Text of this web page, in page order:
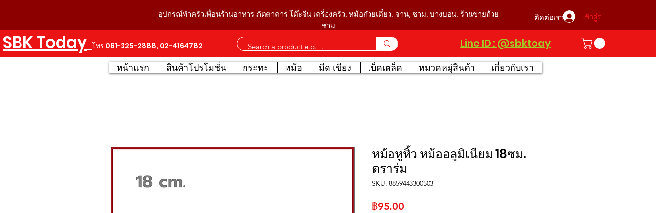
อุปกรณ์ทำครัวเพื่อนร้านอาหาร ภัตตาคาร โต๊ะจีน เครื่องครัว, หม้อก๋วยเตี๋ยว, จาน, ชาม, บางบอน, ร้านขายถ้วย
ชาม
เข้าสู่ระบบ
ติดต่อเรา
SBK Today โทร 061-325-2888, 02-4164782 Line ID : @sbktoay
หน้าแรก สินค้าโปรโมชั่น กระทะ หม้อ มีด เขียง เบ็ดเตล็ด หมวดหมู่สินค้า เกี่ยวกับเรา
หม้อหูหิ้ว หม้ออลูมิเนียม 18ซม.
ตราร่ม
SKU: 8859443300503
฿95.00